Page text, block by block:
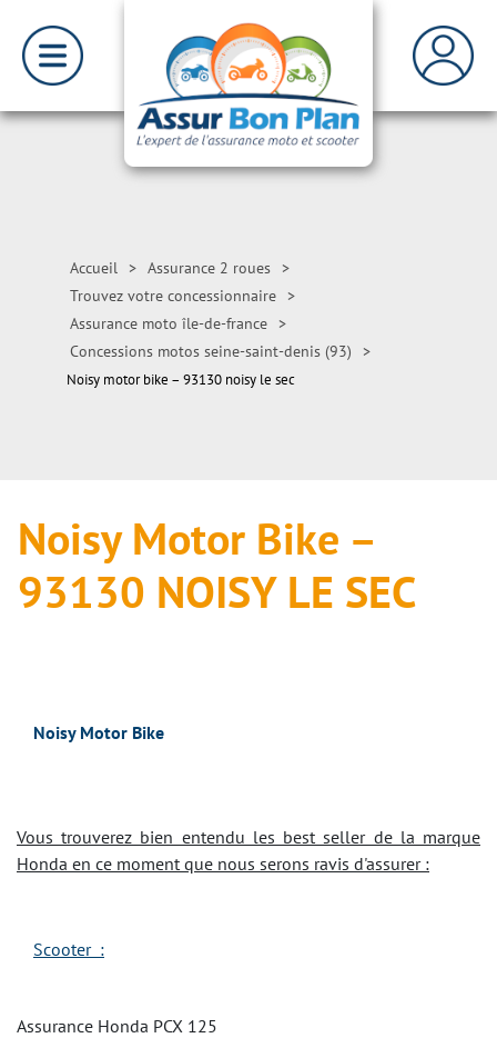
Accueil > Assurance 2 roues >
Trouvez votre concessionnaire >
Assurance moto île-de-france >
Concessions motos seine-saint-denis (93)
>
Noisy motor bike – 93130 noisy le sec
Noisy Motor Bike –
93130 NOISY LE SEC
Noisy Motor Bike
Vous trouverez bien entendu les best seller de la marque
Honda en ce moment que nous serons ravis d'assurer :
Scooter :
Assurance Honda PCX 125